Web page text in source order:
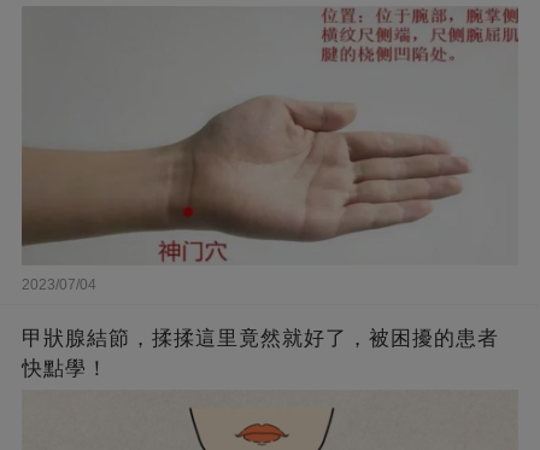
2023/07/04
甲狀腺結節，揉揉這里竟然就好了，被困擾的患者
快點學！